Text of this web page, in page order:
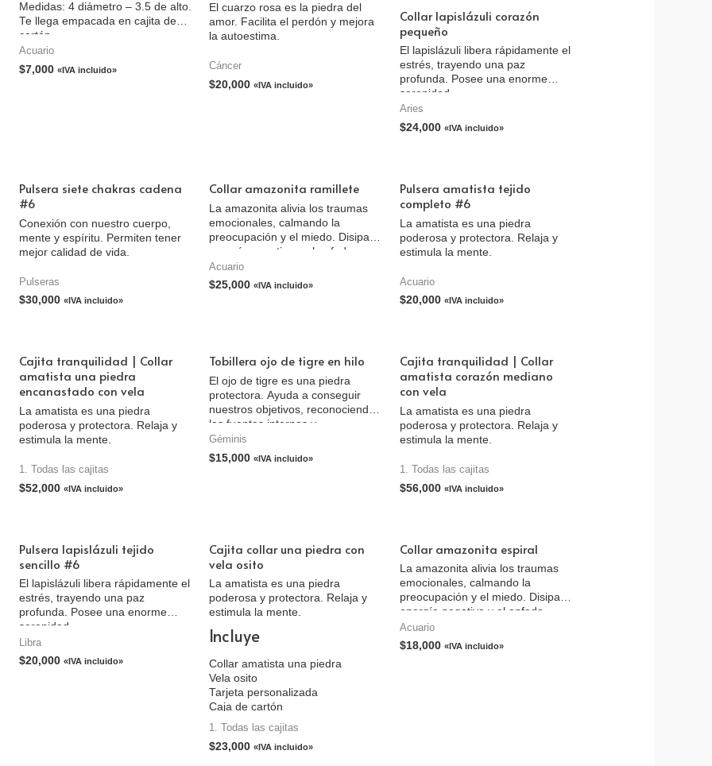
Medidas: 4 diámetro – 3.5 de alto.
Te llega empacada en cajita de
cartón.
Acuario
$7,000 «IVA incluido»
El cuarzo rosa es la piedra del
amor. Facilita el perdón y mejora
la autoestima.
Cáncer
$20,000 «IVA incluido»
Collar lapislázuli corazón
pequeño
El lapislázuli libera rápidamente el
estrés, trayendo una paz
profunda. Posee una enorme
serenidad.
Aries
$24,000 «IVA incluido»
Pulsera siete chakras cadena
#6
Conexión con nuestro cuerpo,
mente y espíritu. Permiten tener
mejor calidad de vida.
Pulseras
$30,000 «IVA incluido»
Collar amazonita ramillete
La amazonita alivia los traumas
emocionales, calmando la
preocupación y el miedo. Disipa la
energía negativa y el enfado.
Acuario
$25,000 «IVA incluido»
Pulsera amatista tejido
completo #6
La amatista es una piedra
poderosa y protectora. Relaja y
estimula la mente.
Acuario
$20,000 «IVA incluido»
Cajita tranquilidad | Collar
amatista una piedra
encanastado con vela
La amatista es una piedra
poderosa y protectora. Relaja y
estimula la mente.
1. Todas las cajitas
$52,000 «IVA incluido»
Tobillera ojo de tigre en hilo
El ojo de tigre es una piedra
protectora. Ayuda a conseguir
nuestros objetivos, reconociendo
las fuentes internas y
promoviendo la claridad de
intención. Esta piedra es útil para
reconocer tanto tus necesidades
también las faltas que deben ser
superadas. Alivia la depresión y
eleva el estado de ánimo.
Géminis
$15,000 «IVA incluido»
Cajita tranquilidad | Collar
amatista corazón mediano
con vela
La amatista es una piedra
poderosa y protectora. Relaja y
estimula la mente.
1. Todas las cajitas
$56,000 «IVA incluido»
Pulsera lapislázuli tejido
sencillo #6
El lapislázuli libera rápidamente el
estrés, trayendo una paz
profunda. Posee una enorme
serenidad.
Libra
$20,000 «IVA incluido»
Cajita collar una piedra con
vela osito
La amatista es una piedra
poderosa y protectora. Relaja y
estimula la mente.
Incluye
Collar amatista una piedra
Vela osito
Tarjeta personalizada
Caja de cartón
1. Todas las cajitas
$23,000 «IVA incluido»
Collar amazonita espiral
La amazonita alivia los traumas
emocionales, calmando la
preocupación y el miedo. Disipa la
energía negativa y el enfado.
Acuario
$18,000 «IVA incluido»